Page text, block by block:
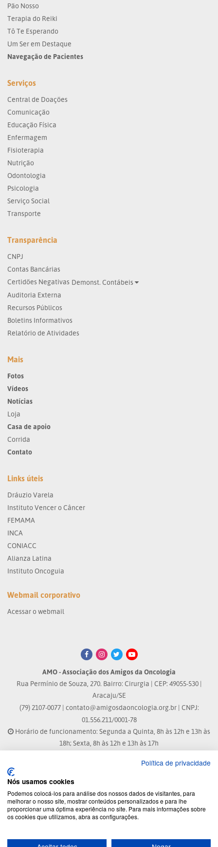
Pão Nosso
Terapia do Reiki
Tô Te Esperando
Um Ser em Destaque
Navegação de Pacientes
Serviços
Central de Doações
Comunicação
Educação Física
Enfermagem
Fisioterapia
Nutrição
Odontologia
Psicologia
Serviço Social
Transporte
Transparência
CNPJ
Contas Bancárias
Certidões Negativas Demonst. Contábeis
Auditoria Externa
Recursos Públicos
Boletins Informativos
Relatório de Atividades
Mais
Fotos
Vídeos
Notícias
Loja
Casa de apoio
Corrida
Contato
Links úteis
Dráuzio Varela
Instituto Vencer o Câncer
FEMAMA
INCA
CONIACC
Alianza Latina
Instituto Oncoguia
Webmail corporativo
Acessar o webmail
AMO - Associação dos Amigos da Oncologia
Rua Permínio de Souza, 270. Bairro: Cirurgia | CEP: 49055-530 |
Aracaju/SE
(79) 2107-0077 | contato@amigosdaoncologia.org.br| CNPJ:
01.556.211/0001-78
Horário de funcionamento: Segunda a Quinta, 8h às 12h e 13h às
18h; Sexta, 8h às 12h e 13h às 17h
Site atualizado em: 07/08/2026 às 17:25h
® Marca Registrada
© 2026 - Todos os direitos reservados.
Política de privacidade
Nós usamos cookies
Podemos colocá-los para análise dos nossos dados de visitantes, para
melhorar o nosso site, mostrar conteúdos personalizados e para lhe
proporcionar uma óptima experiência no site. Para mais informações sobre
os cookies que utilizamos, abra as configurações.